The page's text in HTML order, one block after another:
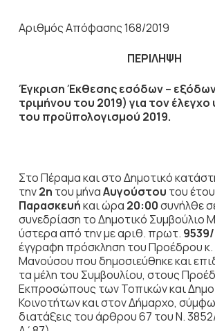
Αριθμός Απόφασης 168/2019
ΠΕΡΙΛΗΨΗ
Έγκριση Έκθεσης εσόδων –
τριμήνου του 2019) για τον
του προϋπολογισμού 2019.
Στο Πέραμα και στο Δημοτικό
την2η του μήναΑυγούστου του
Παρασκευήκαι ώρα 20:00συνήλθε
συνεδρίαση το Δημοτικό Συμβούλιο
ύστερα από την με αριθ. πρωτ.
έγγραφη πρόσκληση του Προέδρου
Μανούσου που δημοσιεύθηκε και
τα μέλη του Συμβουλίου, στους
Εκπροσώπους των Τοπικών και
Κοινοτήτων και στον Δήμαρχο,
διατάξεις του άρθρου 67 του Ν.